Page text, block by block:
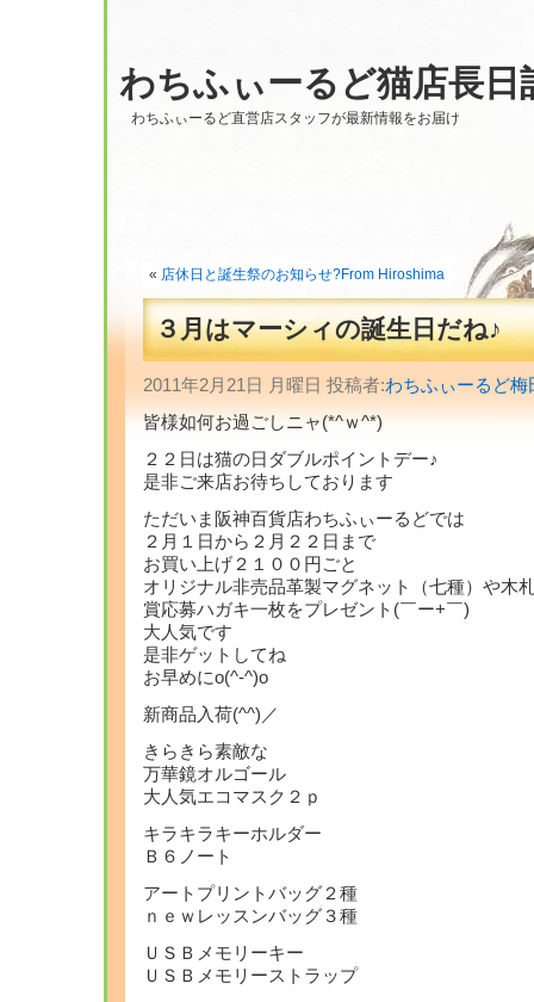
わちふぃーるど猫店長日
わちふぃーるど直営店スタッフが最新情報をお届け
« 店休日と誕生祭のお知らせ?From Hiroshima
３月はマーシィの誕生日だね♪
2011年2月21日 月曜日 投稿者:わちふぃーるど梅
皆様如何お過ごしニャ(*^ｗ^*)
２２日は猫の日ダブルポイントデー♪
是非ご来店お待ちしております
ただいま阪神百貨店わちふぃーるどでは
２月１日から２月２２日まで
お買い上げ２１００円ごと
オリジナル非売品革製マグネット（七種）や木
賞応募ハガキ一枚をプレゼント(￣ー+￣)
大人気です
是非ゲットしてね
お早めにo(^-^)o
新商品入荷(^^)／
きらきら素敵な
万華鏡オルゴール
大人気エコマスク２ｐ
キラキラキーホルダー
Ｂ６ノート
アートプリントバッグ２種
ｎｅｗレッスンバッグ３種
ＵＳＢメモリーキー
ＵＳＢメモリーストラップ